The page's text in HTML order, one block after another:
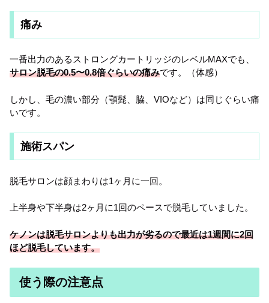
痛み
一番出力のあるストロングカートリッジのレベルMAXでも、
サロン脱毛の0.5〜0.8倍ぐらいの痛みです。（体感）
しかし、毛の濃い部分（顎髭、脇、VIOなど）は同じぐらい痛
いです。
施術スパン
脱毛サロンは顔まわりは1ヶ月に一回。
上半身や下半身は2ヶ月に1回のペースで脱毛していました。
ケノンは脱毛サロンよりも出力が劣るので最近は1週間に2回
ほど脱毛しています。
使う際の注意点